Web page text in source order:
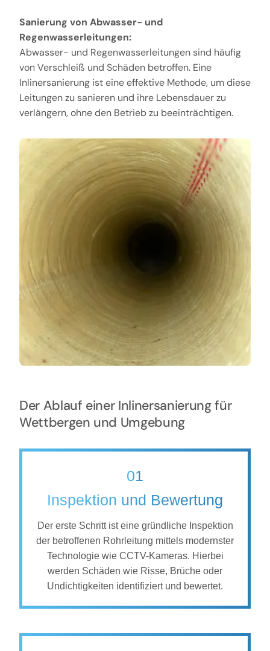
Sanierung von Abwasser- und
Regenwasserleitungen:
Abwasser- und Regenwasserleitungen sind häufig
von Verschleiß und Schäden betroffen. Eine
Inlinersanierung ist eine effektive Methode, um diese
Leitungen zu sanieren und ihre Lebensdauer zu
verlängern, ohne den Betrieb zu beeinträchtigen.
Der Ablauf einer Inlinersanierung für
Wettbergen und Umgebung
01
Inspektion und Bewertung
Der erste Schritt ist eine gründliche Inspektion
der betroffenen Rohrleitung mittels modernster
Technologie wie CCTV-Kameras. Hierbei
werden Schäden wie Risse, Brüche oder
Undichtigkeiten identifiziert und bewertet.